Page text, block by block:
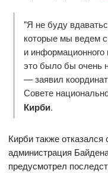
"Я не буду
которые мы ведем
и
это было бы очень
— заявил
Совете
Кирби.
Кирби также
администрация
предусмотрел